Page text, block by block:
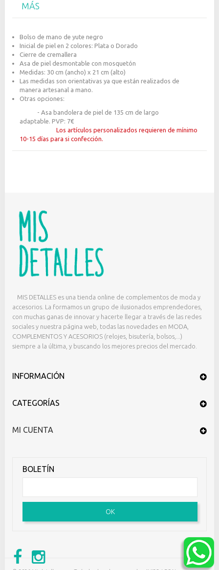
MÁS
Bolso de mano de yute negro
Inicial de piel en 2 colores: Plata o Dorado
Cierre de cremallera
Asa de piel desmontable con mosquetón
Medidas: 30 cm (ancho) x 21 cm (alto)
Las medidas son orientativas ya que están realizados de
manera artesanal a mano.
Otras opciones:
- Asa bandolera de piel de 135 cm de largo
adaptable. PVP: 7€
Los artículos personalizados requieren de mínimo
10-15 días para si confección.
MIS DETALLES es una tienda online de complementos de moda y
accesorios. La formamos un grupo de ilusionados emprendedores,
con muchas ganas de innovar y hacerte llegar a través de las redes
sociales y nuestra página web, todas las novedades en MODA,
COMPLEMENTOS Y ACESORIOS (relojes, bisutería, bolsos,...)
siempre a la última, y buscando los mejores precios del mercado.
INFORMACIÓN
CATEGORÍAS
MI CUENTA
BOLETÍN
OK